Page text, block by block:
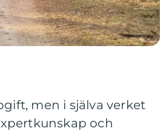
men i själva verket
och